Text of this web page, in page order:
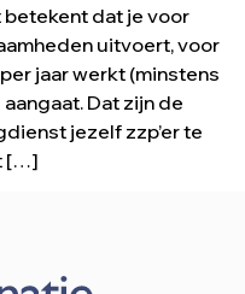
dat je voor
uitvoert, voor
jaar werkt (minstens
Dat zijn de
jezelf zzp’er te
[…]